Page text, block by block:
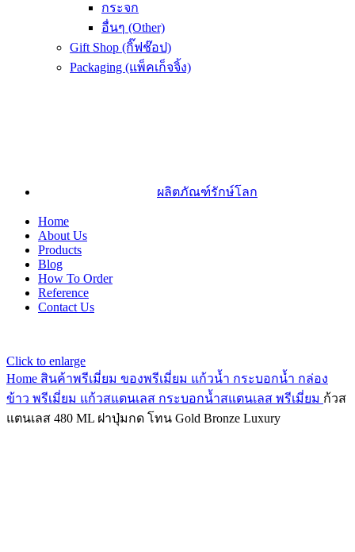
กระจก
อื่นๆ (Other)
Gift Shop (กิ๊ฟช๊อป)
Packaging (แพ็คเก็จจิ้ง)
ผลิตภัณฑ์รักษ์โลก
Home
About Us
Products
Blog
How To Order
Reference
Contact Us
Click to enlarge
Home สินค้าพรีเมี่ยม ของพรีเมี่ยม แก้วน้ำ กระบอกน้ำ กล่อง
ข้าว พรีเมี่ยม แก้วสแตนเลส กระบอกน้ำสแตนเลส พรีเมี่ยม ก้วส
แตนเลส 480 ML ฝาปุ่มกด โทน Gold Bronze Luxury